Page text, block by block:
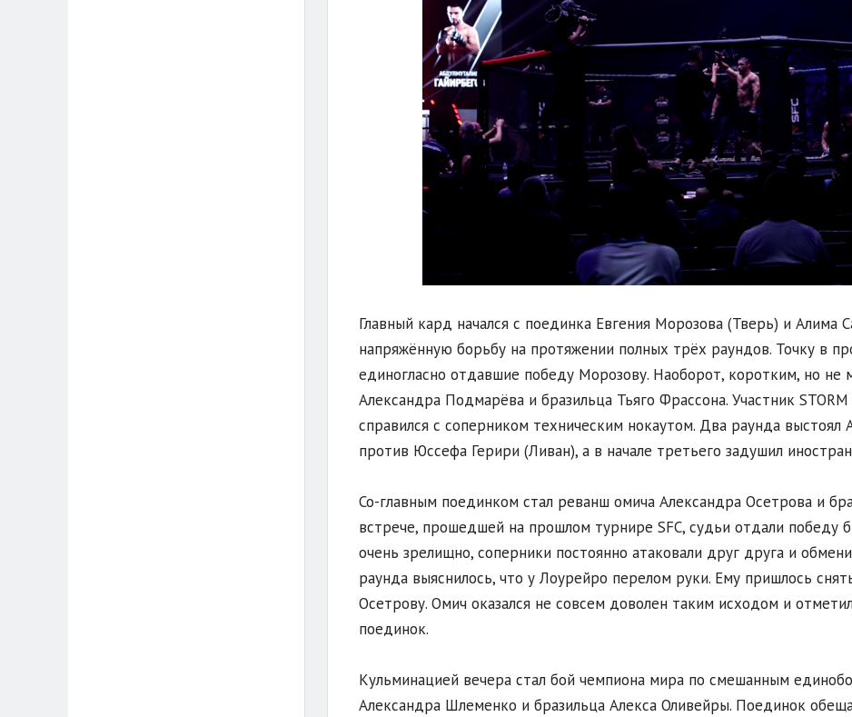
Главный кард начался с поединка Евгения Морозова (Тверь) и Алима
напряжённую борьбу на протяжении полных трёх раундов. Точку в
единогласно отдавшие победу Морозову. Наоборот, коротким, но не
Александра Подмарёва и бразильца Тьяго Фрассона. Участник
справился с соперником техническим нокаутом. Два раунда выстоял
против Юссефа Герири (Ливан), а в начале третьего задушил
Со-главным поединком стал реванш омича Александра Осетрова и
встрече, прошедшей на прошлом турнире SFC, судьи отдали победу
очень зрелищно, соперники постоянно атаковали друг друга и
раунда выяснилось, что у Лоурейро перелом руки. Ему пришлось
Осетрову. Омич оказался не совсем доволен таким исходом и
поединок.
Кульминацией вечера стал бой чемпиона мира по смешанным
Александра Шлеменко и бразильца Алекса Оливейры. Поединок